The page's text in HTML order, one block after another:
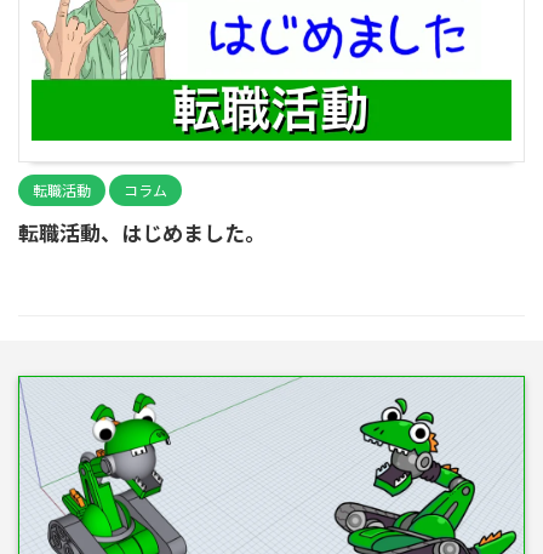
転職活動 コラム
転職活動、はじめました。